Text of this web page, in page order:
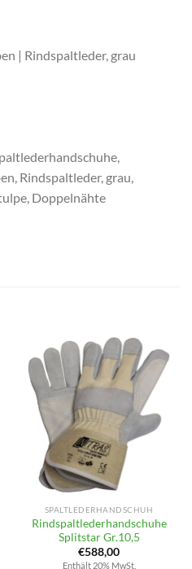
| Rindspaltleder, grau
Rindspaltleder, grau,
Doppelnähte
SPALTLEDERHANDSCHUH
Rindspaltlederhandschuhe
Splitstar Gr.10,5
€588,00
Enthält 20% MwSt.